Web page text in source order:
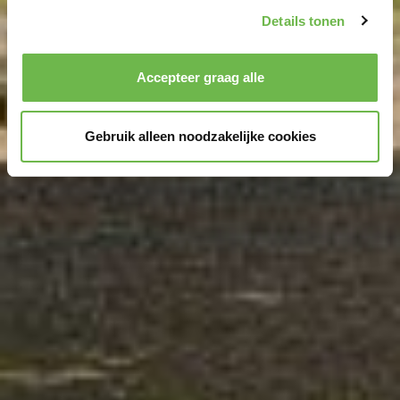
We geven u hier graag meer gedetailleerde informatie:
Details tonen
Accepteer graag alle
Gebruik alleen noodzakelijke cookies